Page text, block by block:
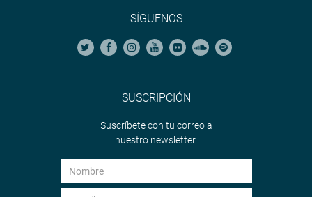
SÍGUENOS
SUSCRIPCIÓN
Suscríbete con tu correo a
nuestro newsletter.